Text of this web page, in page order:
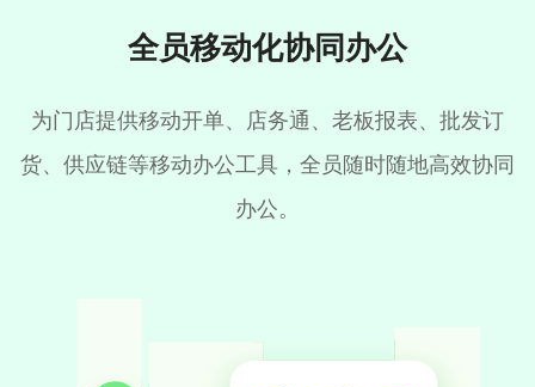
为门店提供移动开单、店务通、老板报表、批发订
货、供应链等移动办公工具，全员随时随地高效协同
办公。
全员移动化协同办公